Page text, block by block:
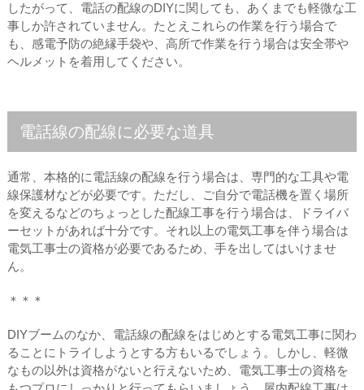
したがって、電話の配線のDIYに関しても、あくまでも軽微な工
事しか許されていません。たとえこれらの作業を行う場合で
も、感電予防の絶縁手袋や、高所で作業を行う場合は安全帯や
ヘルメットを着用してください。
電話線の配線に必要な道具
通常、本格的に電話線の配線を行う場合は、専門的な工具や電
線保護材などが必要です。ただし、ご自分で電話機を置く場所
を変えるなどのちょっとした配線工事を行う場合は、ドライバ
ーセットがあれば十分です。それ以上の電気工事を伴う場合は
電気工事士の資格が必要であるため、手を出してはいけませ
ん。
＊＊＊
DIYブームのなか、電話線の配線をはじめとする電気工事に関わ
ることにトライしようとする方もいるでしょう。しかし、軽微
なもの以外は資格がないと行えないため、電気工事士の資格を